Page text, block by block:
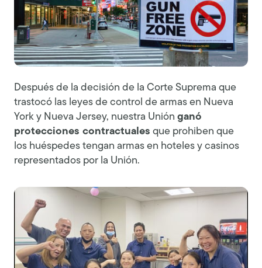
Después de la decisión de la Corte Suprema que
trastocó las leyes de control de armas en Nueva
York y Nueva Jersey, nuestra Unión ganó
protecciones contractuales que prohiben que
los huéspedes tengan armas en hoteles y casinos
representados por la Unión.